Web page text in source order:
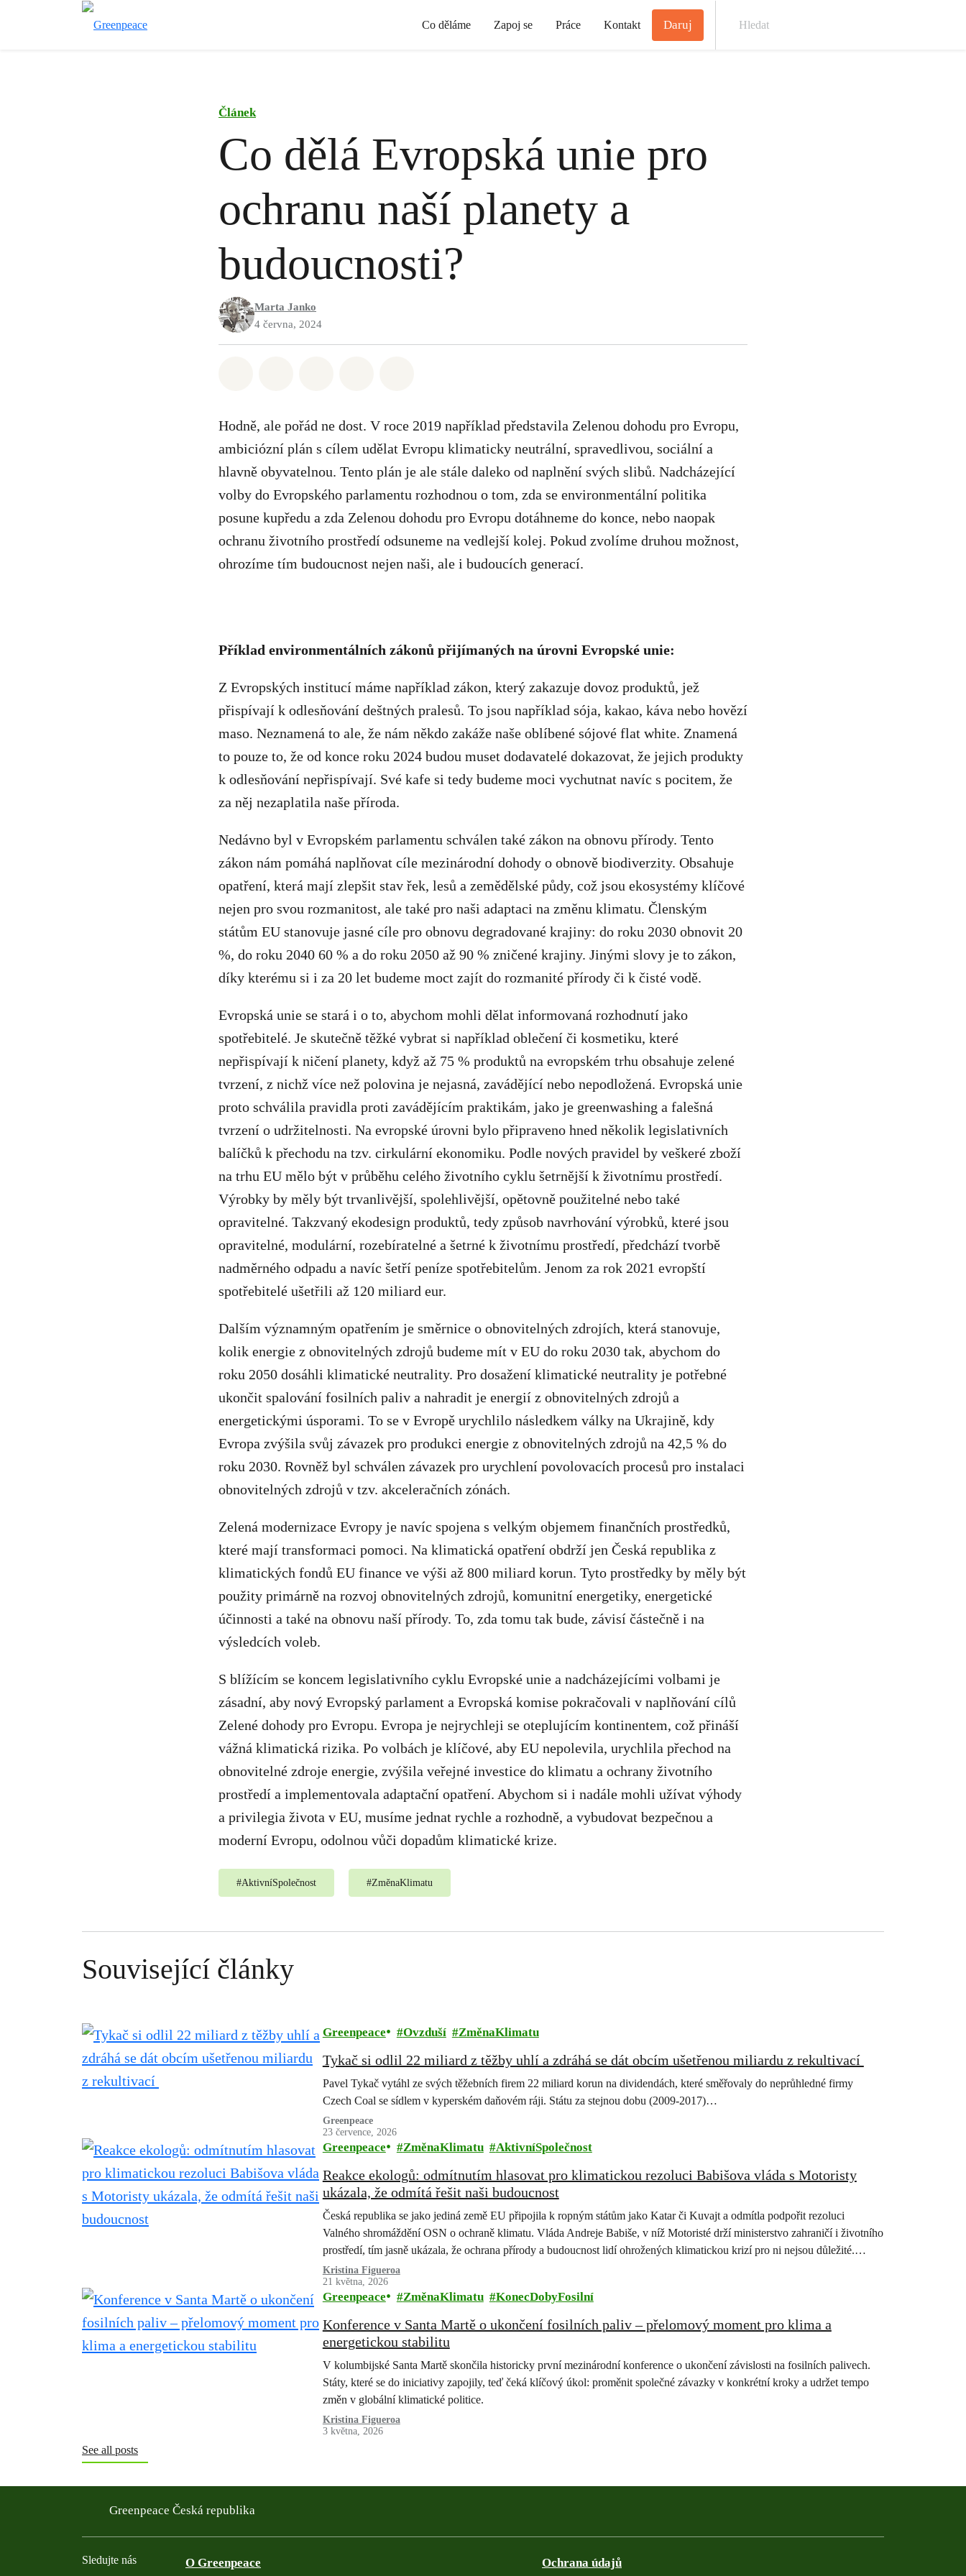
Co děláme Zapoj se Práce Kontakt Daruj
Článek
Co dělá Evropská unie pro
ochranu naší planety a
budoucnosti?
Marta Janko
4 června, 2024
Hodně, ale pořád ne dost. V roce 2019 například představila Zelenou dohodu pro Evropu,
ambiciózní plán s cílem udělat Evropu klimaticky neutrální, spravedlivou, sociální a
hlavně obyvatelnou. Tento plán je ale stále daleko od naplnění svých slibů. Nadcházející
volby do Evropského parlamentu rozhodnou o tom, zda se environmentální politika
posune kupředu a zda Zelenou dohodu pro Evropu dotáhneme do konce, nebo naopak
ochranu životního prostředí odsuneme na vedlejší kolej. Pokud zvolíme druhou možnost,
ohrozíme tím budoucnost nejen naši, ale i budoucích generací.
Příklad environmentálních zákonů přijímaných na úrovni Evropské unie:
Z Evropských institucí máme například zákon, který zakazuje dovoz produktů, jež
přispívají k odlesňování deštných pralesů. To jsou například sója, kakao, káva nebo hovězí
maso. Neznamená to ale, že nám někdo zakáže naše oblíbené sójové flat white. Znamená
to pouze to, že od konce roku 2024 budou muset dodavatelé dokazovat, že jejich produkty
k odlesňování nepřispívají. Své kafe si tedy budeme moci vychutnat navíc s pocitem, že
za něj nezaplatila naše příroda.
Nedávno byl v Evropském parlamentu schválen také zákon na obnovu přírody. Tento
zákon nám pomáhá naplňovat cíle mezinárodní dohody o obnově biodiverzity. Obsahuje
opatření, která mají zlepšit stav řek, lesů a zemědělské půdy, což jsou ekosystémy klíčové
nejen pro svou rozmanitost, ale také pro naši adaptaci na změnu klimatu. Členským
státům EU stanovuje jasné cíle pro obnovu degradované krajiny: do roku 2030 obnovit 20
%, do roku 2040 60 % a do roku 2050 až 90 % zničené krajiny. Jinými slovy je to zákon,
díky kterému si i za 20 let budeme moct zajít do rozmanité přírody či k čisté vodě.
Evropská unie se stará i o to, abychom mohli dělat informovaná rozhodnutí jako
spotřebitelé. Je skutečně těžké vybrat si například oblečení či kosmetiku, které
nepřispívají k ničení planety, když až 75 % produktů na evropském trhu obsahuje zelené
tvrzení, z nichž více než polovina je nejasná, zavádějící nebo nepodložená. Evropská unie
proto schválila pravidla proti zavádějícím praktikám, jako je greenwashing a falešná
tvrzení o udržitelnosti. Na evropské úrovni bylo připraveno hned několik legislativních
balíčků k přechodu na tzv. cirkulární ekonomiku. Podle nových pravidel by veškeré zboží
na trhu EU mělo být v průběhu celého životního cyklu šetrnější k životnímu prostředí.
Výrobky by měly být trvanlivější, spolehlivější, opětovně použitelné nebo také
opravitelné. Takzvaný ekodesign produktů, tedy způsob navrhování výrobků, které jsou
opravitelné, modulární, rozebíratelné a šetrné k životnímu prostředí, předchází tvorbě
nadměrného odpadu a navíc šetří peníze spotřebitelům. Jenom za rok 2021 evropští
spotřebitelé ušetřili až 120 miliard eur.
Dalším významným opatřením je směrnice o obnovitelných zdrojích, která stanovuje,
kolik energie z obnovitelných zdrojů budeme mít v EU do roku 2030 tak, abychom do
roku 2050 dosáhli klimatické neutrality. Pro dosažení klimatické neutrality je potřebné
ukončit spalování fosilních paliv a nahradit je energií z obnovitelných zdrojů a
energetickými úsporami. To se v Evropě urychlilo následkem války na Ukrajině, kdy
Evropa zvýšila svůj závazek pro produkci energie z obnovitelných zdrojů na 42,5 % do
roku 2030. Rovněž byl schválen závazek pro urychlení povolovacích procesů pro instalaci
obnovitelných zdrojů v tzv. akceleračních zónách.
Zelená modernizace Evropy je navíc spojena s velkým objemem finančních prostředků,
které mají transformaci pomoci. Na klimatická opatření obdrží jen Česká republika z
klimatických fondů EU finance ve výši až 800 miliard korun. Tyto prostředky by měly být
použity primárně na rozvoj obnovitelných zdrojů, komunitní energetiky, energetické
účinnosti a také na obnovu naší přírody. To, zda tomu tak bude, závisí částečně i na
výsledcích voleb.
S blížícím se koncem legislativního cyklu Evropské unie a nadcházejícími volbami je
zásadní, aby nový Evropský parlament a Evropská komise pokračovali v naplňování cílů
Zelené dohody pro Evropu. Evropa je nejrychleji se oteplujícím kontinentem, což přináší
vážná klimatická rizika. Po volbách je klíčové, aby EU nepolevila, urychlila přechod na
obnovitelné zdroje energie, zvýšila veřejné investice do klimatu a ochrany životního
prostředí a implementovala adaptační opatření. Abychom si i nadále mohli užívat výhody
a privilegia života v EU, musíme jednat rychle a rozhodně, a vybudovat bezpečnou a
moderní Evropu, odolnou vůči dopadům klimatické krize.
#AktivníSpolečnost #ZměnaKlimatu
Související články
Greenpeace Ovzduší ZměnaKlimatu
Tykač si odlil 22 miliard z těžby uhlí a zdráhá se dát obcím ušetřenou miliardu z rekultivací
Pavel Tykač vytáhl ze svých těžebních firem 22 miliard korun na dividendách, které směřovaly do neprůhledné firmy
Czech Coal se sídlem v kyperském daňovém ráji. Státu za stejnou dobu (2009-2017)…
Greenpeace
23 července, 2026
Greenpeace ZměnaKlimatu AktivníSpolečnost
Reakce ekologů: odmítnutím hlasovat pro klimatickou rezoluci Babišova vláda s Motoristy
ukázala, že odmítá řešit naši budoucnost
Česká republika se jako jediná země EU připojila k ropným státům jako Katar či Kuvajt a odmítla podpořit rezoluci
Valného shromáždění OSN o ochraně klimatu. Vláda Andreje Babiše, v níž Motoristé drží ministerstvo zahraničí i životního
prostředí, tím jasně ukázala, že ochrana přírody a budoucnost lidí ohrožených klimatickou krizí pro ni nejsou důležité.
Rezoluce měla…
Kristina Figueroa
21 května, 2026
Greenpeace ZměnaKlimatu KonecDobyFosilní
Konference v Santa Martě o ukončení fosilních paliv – přelomový moment pro klima a
energetickou stabilitu
V kolumbijské Santa Martě skončila historicky první mezinárodní konference o ukončení závislosti na fosilních palivech.
Státy, které se do iniciativy zapojily, teď čeká klíčový úkol: proměnit společné závazky v konkrétní kroky a udržet tempo
změn v globální klimatické politice.
Kristina Figueroa
3 května, 2026
See all posts
Greenpeace Česká republika
Sledujte nás O Greenpeace Ochrana údajů